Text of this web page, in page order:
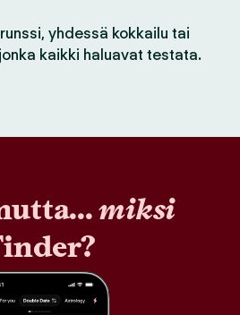
yhdessä kokkailu tai
kaikki haluavat testata.
miksi